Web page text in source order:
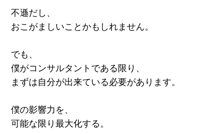
不遜だし、
おこがましいことかもしれません。
でも、
僕がコンサルタントである限り、
まずは自分が出来ている必要があります。
僕の影響力を、
可能な限り最大化する。